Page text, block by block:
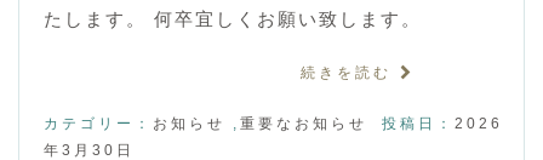
たします。 何卒宜しくお願い致します。
続きを読む
カテゴリー： お知らせ , 重要なお知らせ 投稿日： 2026
年3月30日